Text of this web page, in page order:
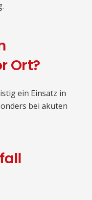
Ort?
ein Einsatz in
bei akuten